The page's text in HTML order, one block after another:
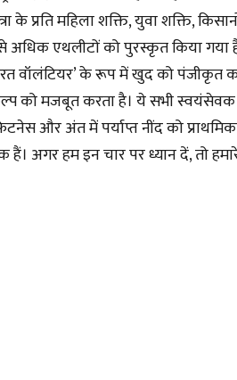
के प्रति महिला शक्ति, युवा शक्ति,
अधिक एथलीटों को पुरस्कृत किया
भारत वॉलंटियर’ के रूप में खुद को
को मजबूत करता है। ये सभी
और अंत में पर्याप्त नींद को
अगर हम इन चार पर ध्यान दें, तो